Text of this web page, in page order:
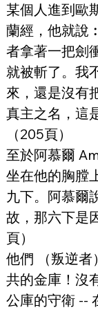
某個人進到歐
蘭經，他就說
者拿著一把劍
就被斬了。我
來，還是沒有
真主之名，這
（205頁）
至於阿慕爾
坐在他的胸膛
九下。阿慕爾
故，那六下是
頁）
他們 （叛逆者
共的金庫！沒
公庫的守衛 --